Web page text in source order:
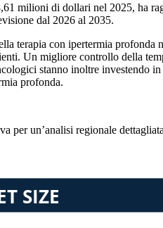
milioni di dollari nel 2025, ha
dal 2026 al 2035.
terapia con ipertermia
Un migliore controllo della
stanno inoltre investendo
profonda.
per un’analisi regionale